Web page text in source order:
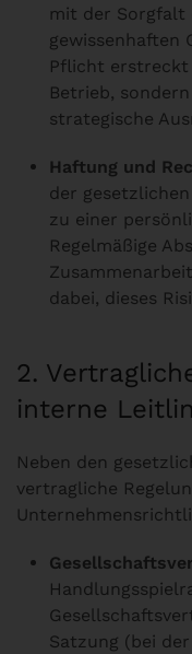
mit der Sorgfalt
gewissenhaften
Pflicht
Betrieb,
strategische
Haftung und
der
zu einer
Regelmäßige
dabei, dieses
2.
interne
Neben den
vertragliche
Satzung (bei